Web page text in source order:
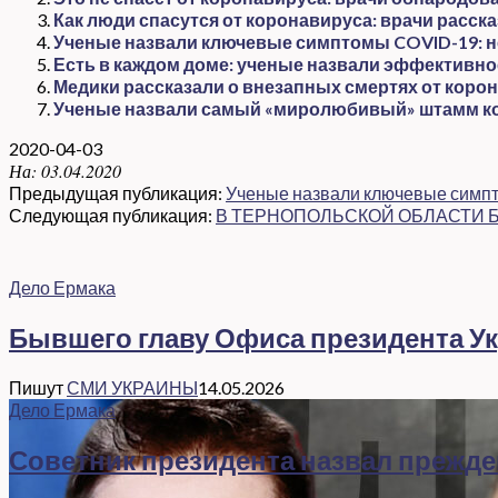
Как люди спасутся от коронавируса: врачи
Ученые назвали ключевые симптомы COVID-19:
Есть в каждом доме: ученые назвали
Медики рассказали о внезапных смертях от
Ученые назвали самый «миролюбивый» штамм
2020-04-03
На: 03.04.2020
Предыдущая публикация: Ученые назвали ключевые
Следующая публикация: В ТЕРНОПОЛЬСКОЙ ОБЛАСТИ
Дело Ермака
Бывшего главу Офиса президента
ПишутСМИ УКРАИНЫ14.05.2026
Дело Ермака
Советник президента назвал